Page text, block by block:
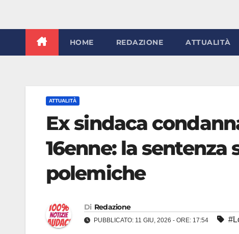
HOME REDAZIONE ATTUALITÀ
ATTUALITÀ
Ex sindaca
16enne: la sentenza
polemiche
Di Redazione
PUBBLICATO: 11 GIU, 2026 - ORE: 17:54